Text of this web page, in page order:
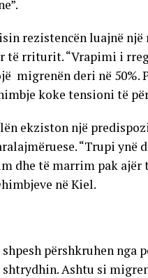
rezistencën luajnë
të rriturit. “Vrapimi i
migrenën deri në
koke tensioni të
ekziston një
“Trupi
dhe të marrim pak ajër
në Kiel.
përshkruhen nga
shtrydhin. Ashtu si